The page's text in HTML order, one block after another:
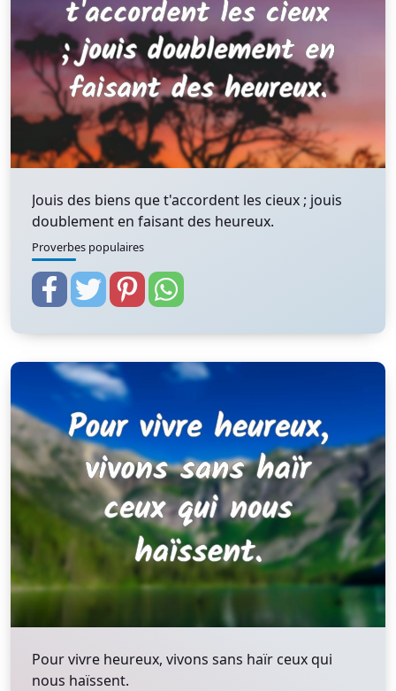
Jouis des biens que t'accordent les cieux ; jouis
doublement en faisant des heureux.
Proverbes populaires
Pour vivre heureux, vivons sans haïr ceux qui
nous haïssent.